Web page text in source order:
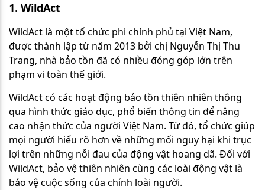
1. WildAct
WildAct là một tổ chức phi chính phủ tại Việt Nam,
được thành lập từ năm 2013 bởi chị Nguyễn Thị Thu
Trang, nhà bảo tồn đã có nhiều đóng góp lớn trên
phạm vi toàn thế giới.
WildAct có các hoạt động bảo tồn thiên nhiên thông
qua hình thức giáo dục, phổ biến thông tin để nâng
cao nhận thức của người Việt Nam. Từ đó, tổ chức giúp
mọi người hiểu rõ hơn về những mối nguy hại khi trục
lợi trên những nỗi đau của động vật hoang dã. Đối với
WildAct, bảo vệ thiên nhiên cùng các loài động vật là
bảo vệ cuộc sống của chính loài người.